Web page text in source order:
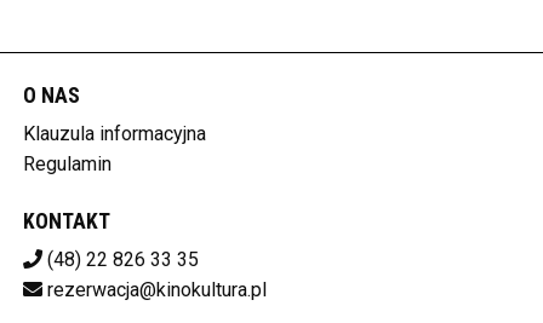
O NAS
Klauzula informacyjna
Regulamin
KONTAKT
(48) 22 826 33 35
rezerwacja@kinokultura.pl